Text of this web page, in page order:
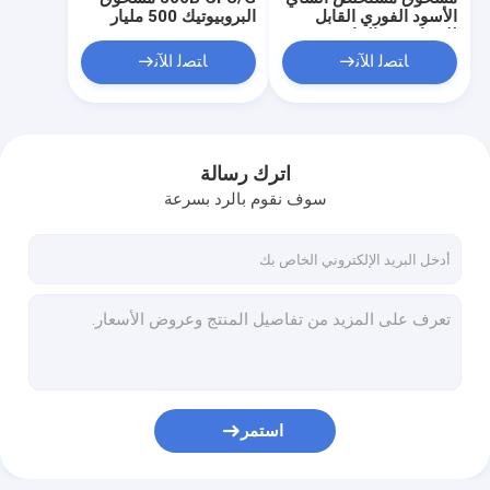
البروبيوتيك 500 مليار
Animalis
subsp.animalis BA77
ﺎﺘﺼﻟ ﺍﻶﻧ
الأسود الفوري القابل
15%-35% بوليفينول/
ملصق نظيف
ﺎﺘﺼﻟ ﺍﻶﻧ
اترك رسالة
سوف نقوم بالرد بسرعة
استمر